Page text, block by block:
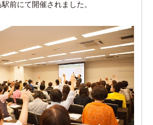
前にて開催されました。